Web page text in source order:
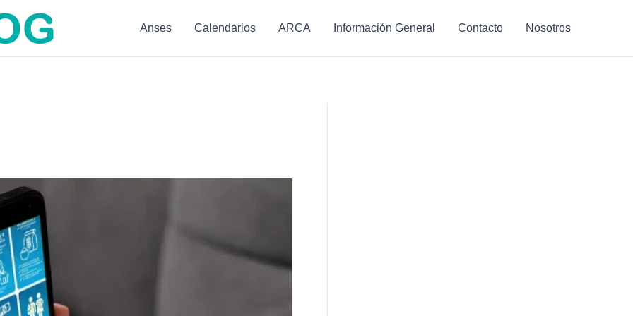
Anses Calendarios ARCA Información General Contacto Nosotros